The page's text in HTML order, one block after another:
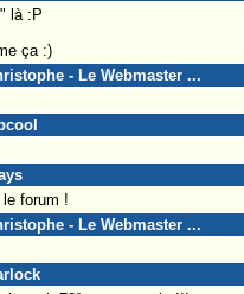
là :P
ça :)
- Le Webmaster ...
forum !
- Le Webmaster ...